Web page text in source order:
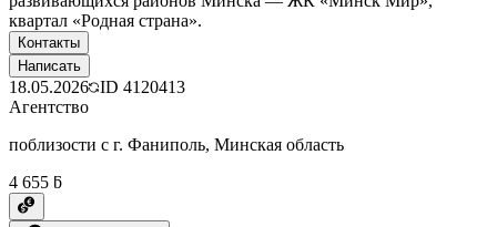
квартал «Родная страна».
Контакты
Написать
18.05.2026 ID 4120413
Агентство
поблизости с г. Фаниполь, Минская область
4 655 ƃ